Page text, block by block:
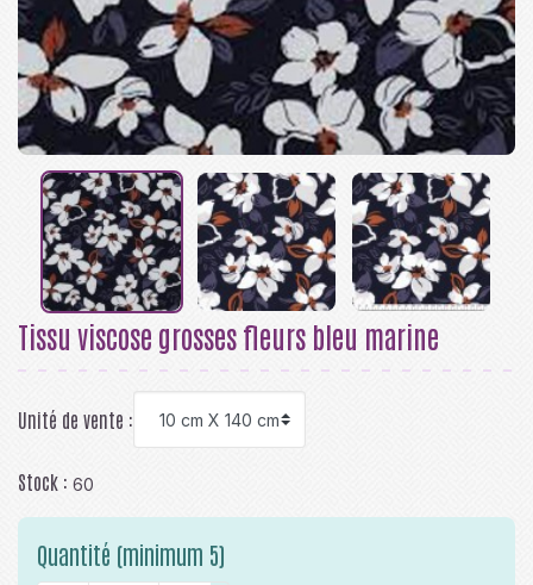
Tissu viscose grosses fleurs bleu marine
Unité de vente :
Stock : 60
Quantité (minimum 5)